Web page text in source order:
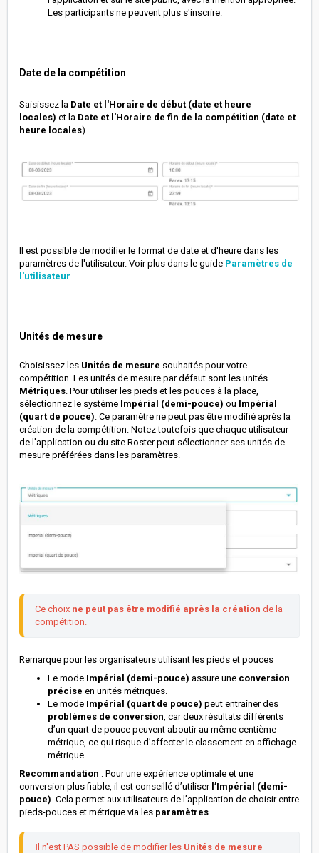
Les participants ne peuvent plus s'inscrire.
Date de la compétition
Saisissez la Date et l'Horaire de début (date et heure
locales) et la Date et l'Horaire de fin de la compétition (date et
heure locales).
Il est possible de modifier le format de date et d'heure dans les
paramètres de l'utilisateur. Voir plus dans le guide Paramètres de
l'utilisateur.
Unités de mesure
Choisissez les Unités de mesure souhaités pour votre
compétition. Les unités de mesure par défaut sont les unités
Métriques. Pour utiliser les pieds et les pouces à la place,
sélectionnez le système Impérial (demi-pouce) ou Impérial
(quart de pouce). Ce paramètre ne peut pas être modifié après la
création de la compétition. Notez toutefois que chaque utilisateur
de l'application ou du site Roster peut sélectionner ses unités de
mesure préférées dans les paramètres.
Ce choix ne peut pas être modifié après la création de la
compétition.
Remarque pour les organisateurs utilisant les pieds et pouces
Le mode Impérial (demi-pouce) assure une conversion
précise en unités métriques.
Le mode Impérial (quart de pouce) peut entraîner des
problèmes de conversion , car deux résultats différents
d’un quart de pouce peuvent aboutir au même centième
métrique, ce qui risque d’affecter le classement en affichage
métrique.
Recommandation : Pour une expérience optimale et une
conversion plus fiable, il est conseillé d’utiliser l’Impérial (demi-
pouce) . Cela permet aux utilisateurs de l’application de choisir entre
pieds-pouces et métrique via les paramètres
I l n'est PAS possible de modifier les Unités de mesure